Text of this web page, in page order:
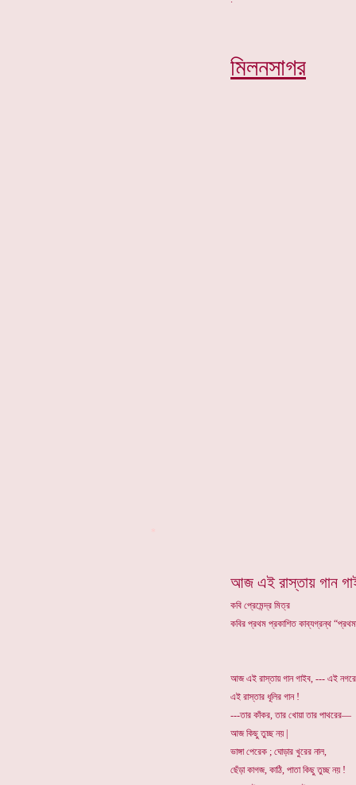
মিলনসাগর
আজ এই রাস্তায় গান
কবি প্রেমেন্দ্র মিত্র
কবির প্রথম প্রকাশিত কাব্যগ্রন্থ
আজ এই রাস্তায় গান গাইব, --- এই নগরের
এই রাস্তার ধূলির গান !
---তার কাঁকর, তার খোয়া তার পাথরের—
আজ কিছু তুচ্ছ নয় |
ভাঙ্গা পেরেক ; ঘোড়ার খুরের নাল,
ছেঁড়া কাগজ, কাঠি, পাতা কিছু তুচ্ছ নয় !